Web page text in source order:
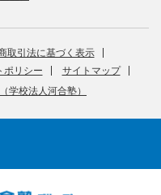
取引法に基づく表示
ポリシー
サイトマップ
学校法人河合塾）